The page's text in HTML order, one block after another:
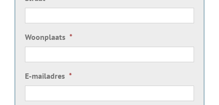
Woonplaats *
E-mailadres *